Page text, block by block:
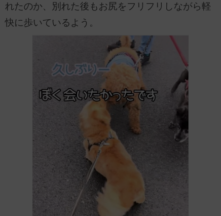
れたのか、別れた後もお尻をフリフリしながら軽
快に歩いているよう。